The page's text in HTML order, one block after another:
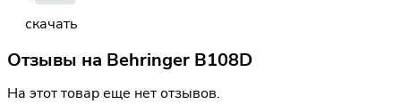
скачать
Отзывы на Behringer B108D
На этот товар еще нет отзывов.